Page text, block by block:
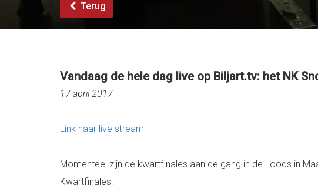
Terug
Vandaag de hele dag live op Biljart.tv: het NK
17 april 2017
Link naar live stream
Momenteel zijn de kwartfinales aan de gang in de Loods in
Kwartfinales: